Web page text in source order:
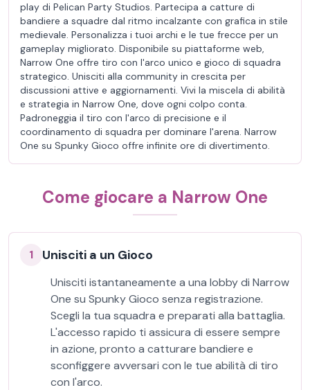
play di Pelican Party Studios. Partecipa a catture di
bandiere a squadre dal ritmo incalzante con grafica in stile
medievale. Personalizza i tuoi archi e le tue frecce per un
gameplay migliorato. Disponibile su piattaforme web,
Narrow One offre tiro con l'arco unico e gioco di squadra
strategico. Unisciti alla community in crescita per
discussioni attive e aggiornamenti. Vivi la miscela di abilità
e strategia in Narrow One, dove ogni colpo conta.
Padroneggia il tiro con l'arco di precisione e il
coordinamento di squadra per dominare l'arena. Narrow
One su Spunky Gioco offre infinite ore di divertimento.
Come giocare a Narrow One
1 Unisciti a un Gioco
Unisciti istantaneamente a una lobby di Narrow
One su Spunky Gioco senza registrazione.
Scegli la tua squadra e preparati alla battaglia.
L'accesso rapido ti assicura di essere sempre
in azione, pronto a catturare bandiere e
sconfiggere avversari con le tue abilità di tiro
con l'arco.